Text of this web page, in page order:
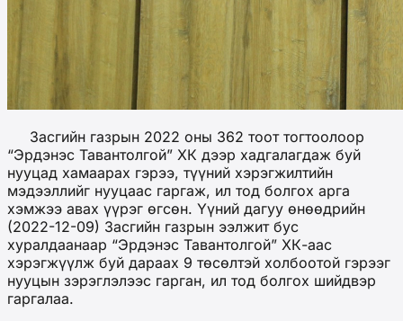
Засгийн газрын 2022 оны 362 тоот тогтоолоор
“Эрдэнэс Тавантолгой” ХК дээр хадгалагдаж буй
нууцад хамаарах гэрээ, түүний хэрэгжилтийн
мэдээллийг нууцаас гаргаж, ил тод болгох арга
хэмжээ авах үүрэг өгсөн. Үүний дагуу өнөөдрийн
(2022-12-09) Засгийн газрын ээлжит бус
хуралдаанаар “Эрдэнэс Тавантолгой” ХК-аас
хэрэгжүүлж буй дараах 9 төсөлтэй холбоотой гэрээг
нууцын зэрэглэлээс гарган, ил тод болгох шийдвэр
гаргалаа.